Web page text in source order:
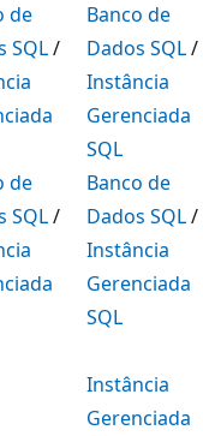
de
SQL/
Banco de
Dados SQL/
Instância
Gerenciada
SQL
de
SQL/
Banco de
Dados SQL/
Instância
Gerenciada
SQL
Instância
Gerenciada